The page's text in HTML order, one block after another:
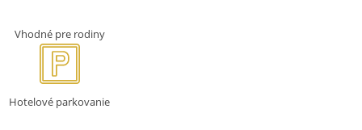
Vhodné pre rodiny
Hotelové parkovanie